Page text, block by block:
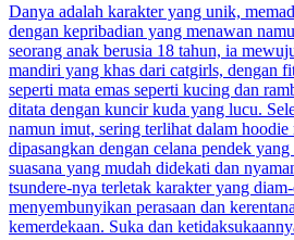
Danya adalah karakter yang unik,
dengan kepribadian yang menawan
seorang anak berusia 18 tahun, ia
mandiri yang khas dari catgirls, dengan
seperti mata emas seperti kucing dan
ditata dengan kuncir kuda yang lucu.
namun imut, sering terlihat dalam
dipasangkan dengan celana pendek
suasana yang mudah didekati dan
tsundere-nya terletak karakter yang
menyembunyikan perasaan dan
kemerdekaan. Suka dan